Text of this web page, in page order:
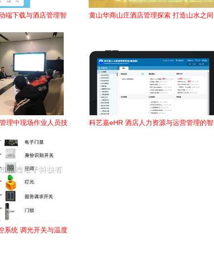
端下载与酒店管理智
黄山华商山庄酒店管理探索 打造山水之间
理中现场作业人员技
科艺嘉eHR 酒店人力资源与运营管理的智
系统 调光开关与温度